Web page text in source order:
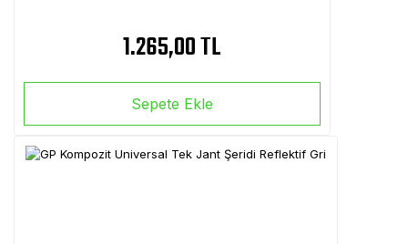
1.265,00 TL
Sepete Ekle